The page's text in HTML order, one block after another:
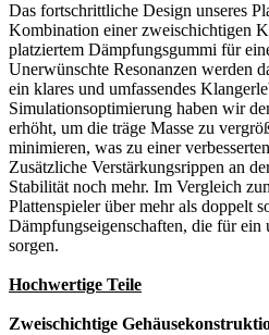
Das fortschrittliche Design unseres
Kombination einer zweischichtigen
platziertem Dämpfungsgummi für
Unerwünschte Resonanzen werden
ein klares und umfassendes
Simulationsoptimierung haben wir
erhöht, um die träge Masse zu
minimieren, was zu einer
Zusätzliche Verstärkungsrippen an
Stabilität noch mehr. Im Vergleich
Plattenspieler über mehr als doppelt
Dämpfungseigenschaften, die für
sorgen.
Hochwertige Teile
Zweischichtige